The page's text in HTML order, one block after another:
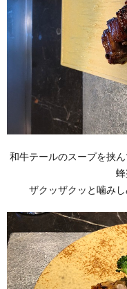
和牛テールのスープを挟
ザクッザクッと噛み